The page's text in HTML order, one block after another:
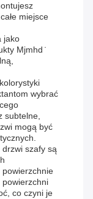
miejsce
jako
Mjmhd
wybrać
subtelne,
mogą być
szafy są
powierzchni
co czyni je